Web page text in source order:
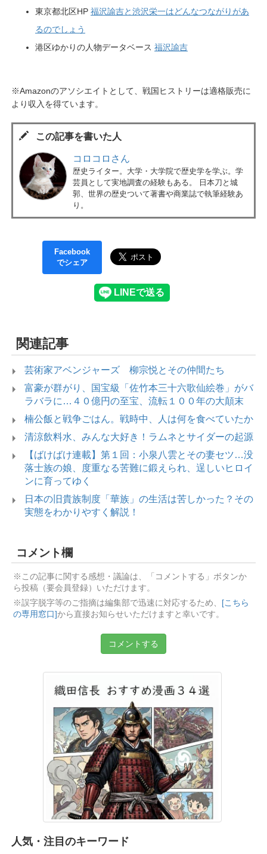
東京都北区HP 福沢諭吉と渋沢栄一はどんなつながりがあ
るのでしょう
港区ゆかりの人物データベース 福沢諭吉
※Amazonのアソシエイトとして、戦国ヒストリーは適格販売に
より収入を得ています。
この記事を書いた人
コロコロさん
歴史ライター。大学・大学院で歴史学を学ぶ。学
芸員として実地調査の経験もある。 日本刀と城
郭、世界の歴史ついて著書や商業誌で執筆経験あ
り。
Facebook
でシェア
関連記事
芸術家アベンジャーズ 柳宗悦とその仲間たち
富豪が群がり、国宝級「佐竹本三十六歌仙絵巻」がバ
ラバラに…４０億円の至宝、流転１００年の大顛末
楠公飯と戦争ごはん。戦時中、人は何を食べていたか
清涼飲料水、みんな大好き！ラムネとサイダーの起源
【ばけばけ連載】第１回：小泉八雲とその妻セツ…没
落士族の娘、度重なる苦難に鍛えられ、逞しいヒロイ
ンに育ってゆく
日本の旧貴族制度「華族」の生活は苦しかった？その
実態をわかりやすく解説！
コメント欄
※この記事に関する感想・議論は、「コメントする」ボタンか
ら投稿（要会員登録）いただけます。
※誤字脱字等のご指摘は編集部で迅速に対応するため、
[こちら
の専用窓口]から直接お知らせいただけますと幸いです。
コメントする
人気・注目のキーワード